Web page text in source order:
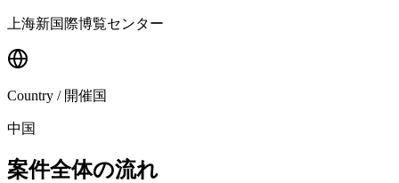
上海新国際博覧センター
Country / 開催国
中国
案件全体の流れ